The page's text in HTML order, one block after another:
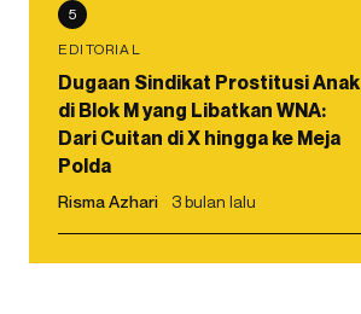
5
EDITORIAL
Dugaan Sindikat Prostitusi Anak
di Blok M yang Libatkan WNA:
Dari Cuitan di X hingga ke Meja
Polda
Risma Azhari 3 bulan lalu